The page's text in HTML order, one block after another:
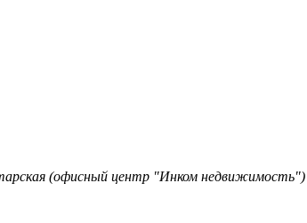
(офисный центр "Инком недвижимость")